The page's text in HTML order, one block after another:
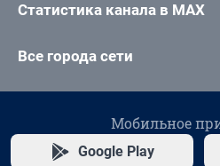
Статистика канала в MAX
Все города сети
Мобильное
Google Play